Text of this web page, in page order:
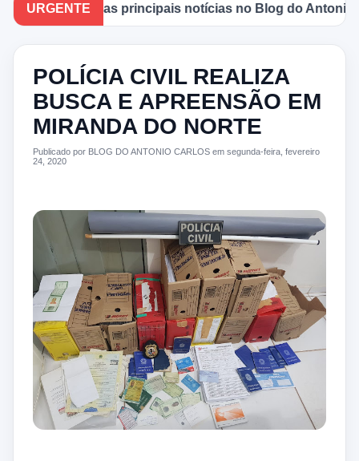
URGENTE
Acompanhe as principais notícias no Blog do Antonio
POLÍCIA CIVIL REALIZA
BUSCA E APREENSÃO EM
MIRANDA DO NORTE
Publicado por BLOG DO ANTONIO CARLOS em segunda-feira, fevereiro
24, 2020